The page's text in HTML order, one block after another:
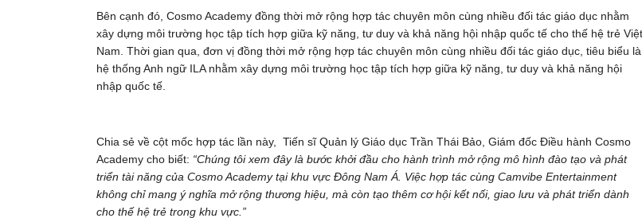
Bên cạnh đó, Cosmo Academy đồng thời mở rộng hợp tác chuyên môn cùng nhiều đối tác giáo dục nhằm
xây dựng môi trường học tập tích hợp giữa kỹ năng, tư duy và khả năng hội nhập quốc tế cho thế hệ trẻ Việt
Nam. Thời gian qua, đơn vị đồng thời mở rộng hợp tác chuyên môn cùng nhiều đối tác giáo dục, tiêu biểu là
hệ thống Anh ngữ ILA nhằm xây dựng môi trường học tập tích hợp giữa kỹ năng, tư duy và khả năng hội
nhập quốc tế.
Chia sẻ về cột mốc hợp tác lần này, Tiến sĩ Quản lý Giáo dục Trần Thái Bảo, Giám đốc Điều hành Cosmo
Academy cho biết: “Chúng tôi xem đây là bước khởi đầu cho hành trình mở rộng mô hình đào tạo và phát
triển tài năng của Cosmo Academy tại khu vực Đông Nam Á. Việc hợp tác cùng Camvibe Entertainment
không chỉ mang ý nghĩa mở rộng thương hiệu, mà còn tạo thêm cơ hội kết nối, giao lưu và phát triển dành
cho thế hệ trẻ trong khu vực.”